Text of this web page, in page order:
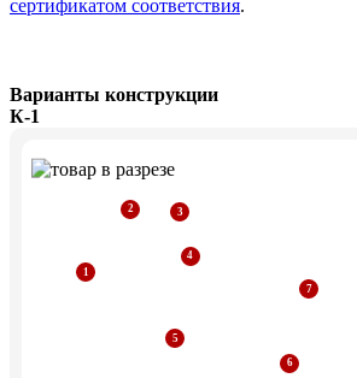
сертификатом соответствия.
Варианты конструкции
К-1